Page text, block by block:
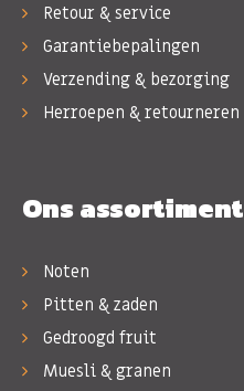
Retour & service
Garantiebepalingen
Verzending & bezorging
Herroepen & retourneren
Ons assortiment
Noten
Pitten & zaden
Gedroogd fruit
Muesli & granen